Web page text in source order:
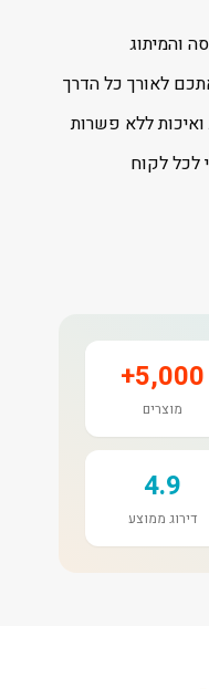
והמיתוג
לאורך כל הדרך
ללא פשרות
לכל לקוח
5,000+
מוצרים
4.9
דירוג ממוצע